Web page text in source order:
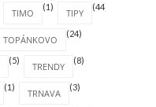
TIMO
(1)
TIPY
(44)
TOPÁNKOVO
(24)
(5)
TRENDY
(8)
(1)
TRNAVA
(3)